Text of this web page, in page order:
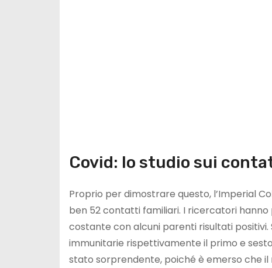
Covid: lo studio sui
Proprio per dimostrare questo, l’Imperial
ben 52 contatti familiari. I ricercatori
costante con alcuni parenti risultati positivi.
immunitarie rispettivamente il primo e
stato sorprendente, poiché è emerso che